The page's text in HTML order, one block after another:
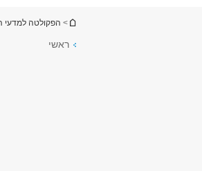
הינך נמצא כאן
> הפקולטה למדעי
ראשי